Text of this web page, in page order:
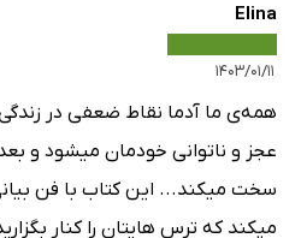
Elina
۱۴۰۳/۰۱/۱۱
همه‌ی ما آدما نقاط ضعفی در
عجز و ناتوانی خودمان میشود و بعد
سخت میکند... این کتاب با فن
میکند که ترس هایتان را کنار